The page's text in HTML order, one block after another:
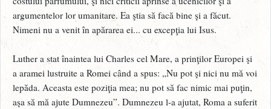
argumentelor lor umanitare. Ea ştia să facă bine şi a făcut.
Nimeni nu a venit în apărarea ei... cu excepţia lui Isus.
Luther a stat înaintea lui Charles cel Mare, a prinţilor Europei şi
a aramei lustruite a Romei când a spus: „Nu pot şi nici nu mă voi
lepăda. Aceasta este poziţia mea; nu pot să fac nimic mai puţin,
aşa să mă ajute Dumnezeu”. Dumnezeu l-a ajutat, Roma a suferit